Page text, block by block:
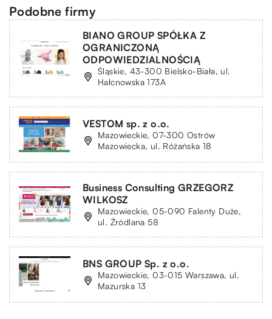
Podobne firmy
BIANO GROUP SPÓŁKA Z
OGRANICZONĄ
ODPOWIEDZIALNOŚCIĄ
Śląskie, 43-300 Bielsko-Biała, ul.
Hałcnowska 173A
VESTOM sp. z o.o.
Mazowieckie, 07-300 Ostrów
Mazowiecka, ul. Różańska 18
Business Consulting GRZEGORZ
WILKOSZ
Mazowieckie, 05-090 Falenty Duże,
ul. Źródlana 58
BNS GROUP Sp. z o.o.
Mazowieckie, 03-015 Warszawa, ul.
Mazurska 13